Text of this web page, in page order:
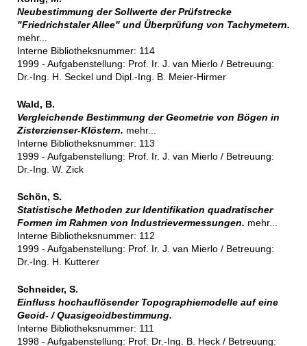
Neubestimmung der Sollwerte der Prüfstrecke
"Friedrichstaler Allee" und Überprüfung von Tachymetern.
mehr...
Interne Bibliotheksnummer: 114
1999 - Aufgabenstellung: Prof. Ir. J. van Mierlo / Betreuung:
Dr.-Ing. H. Seckel und Dipl.-Ing. B. Meier-Hirmer
Wald, B.
Vergleichende Bestimmung der Geometrie von Bögen in
Zisterzienser-Klöstern. mehr...
Interne Bibliotheksnummer: 113
1999 - Aufgabenstellung: Prof. Ir. J. van Mierlo / Betreuung:
Dr.-Ing. W. Zick
Schön, S.
Statistische Methoden zur Identifikation quadratischer
Formen im Rahmen von Industrievermessungen. mehr...
Interne Bibliotheksnummer: 112
1999 - Aufgabenstellung: Prof. Ir. J. van Mierlo / Betreuung:
Dr.-Ing. H. Kutterer
Schneider, S.
Einfluss hochauflösender Topographiemodelle auf eine
Geoid- / Quasigeoidbestimmung.
Interne Bibliotheksnummer: 111
1998 - Aufgabenstellung: Prof. Dr.-Ing. B. Heck / Betreuung: